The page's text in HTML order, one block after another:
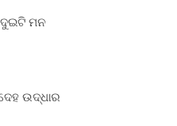
ଦୁଇଟି ମନ
ଉଦ୍ଧାର